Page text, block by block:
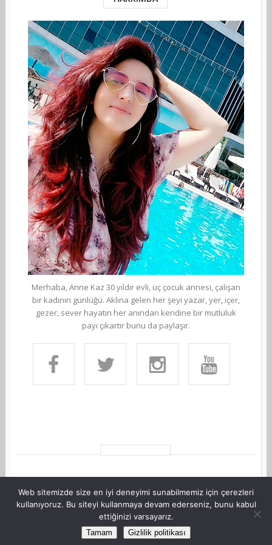
Merhaba, Anne Kaz 30 yıldır evli, üç çocuk annesi, çalışan
bir kadının günlüğü. Aklına gelen her şeyi yazar, yer, içer,
gezer, sever hayatın her anından kendine bir mutluluk
payı çıkartır bunu da paylaşır.
©Copyright AnneKaz.com 2007. Her hakkı saklıdır.
Site Haritası
Web sitemizde size en iyi deneyimi sunabilmemiz için çerezleri
kullanıyoruz. Bu siteyi kullanmaya devam ederseniz, bunu kabul
ettiğinizi varsayarız.
Tamam Gizlilik politikası